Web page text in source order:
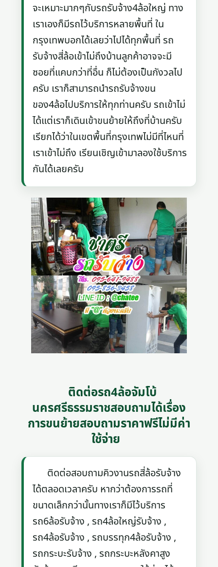
จะเหมาะมากๆกับรถรับจ้าง4ล้อใหญ่ ทาง
เราเองก็มีรถไว้บริการหลายพื้นที่ ใน
กรุงเทพบอกได้เลยว่าไปได้ทุกพื้นที่ รถ
รับจ้างสี่ล้อเข้าไม่ถึงบ้านลูกค้าอาจจะมี
ซอยที่แคบกว่าที่อื่น ก็ไม่ต้องเป็นกังวลไป
ครับ เราก็สามารถนำรถรับจ้างขน
ของ4ล้อไปบริการให้ทุกท่านครับ รถเข้าไม่
ได้แต่เราก็เดินเข้าขนย้ายให้ถึงที่บ้านครับ
เรียกได้ว่าในเขตพื้นที่กรุงเทพไม่มีที่ไหนที่
เราเข้าไม่ถึง เรียนเชิญเข้ามาลองใช้บริการ
กันได้เลยครับ
ติดต่อรถ4ล้อจัมโบ้
นครศรีธรรมราชสอบถามได้เรื่อง
การขนย้ายสอบถามราคาฟรีไม่มีค่า
ใช้จ่าย
ติดต่อสอบถามคิวงานรถสี่ล้อรับจ้าง
ได้ตลอดเวลาครับ หากว่าต้องการรถที่
ขนาดเล็กกว่านั้นทางเราก็มีไว้บริการ
รถ6ล้อรับจ้าง , รถ4ล้อใหญ่รับจ้าง ,
รถ4ล้อรับจ้าง , รถบรรทุก4ล้อรับจ้าง ,
รถกระบะรับจ้าง , รถกระบะหลังคาสูง